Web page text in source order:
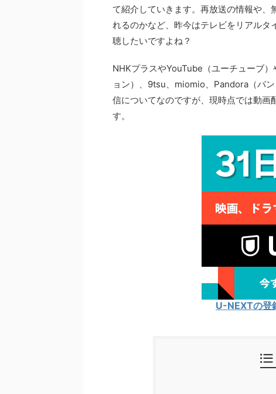
て紹介していきます。再放送の情報や、
れるのかなど、昨今はテレビをリアル
聴したいですよね？
NHKプラスやYouTube（ユーチューブ
ョン）、9tsu、miomio、Pandora（パ
信についてなのですが、現時点では動
す。
U-NEXTの登